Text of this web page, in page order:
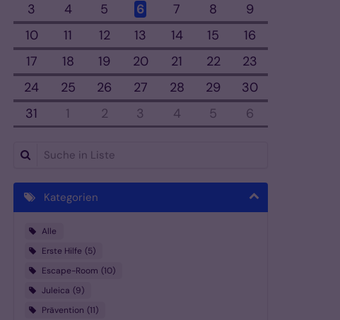
3
4 5 6 7 8
9
10
11 12 13 14 15
16
17
18 19 20 21 22
23
24
25 26 27 28 29
30
31
1 2 3 4 5 6
Suche in Liste
Kategorien
Alle
Erste Hilfe
5
Escape-Room 10
Juleica
9
Prävention 11